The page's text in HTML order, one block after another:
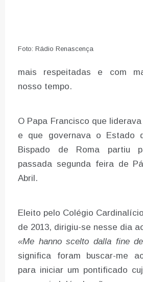
Foto: Rádio Renascença
mais respeitadas e com
nosso tempo.
O Papa Francisco que
e que governava o Estado
Bispado de Roma partiu
passada segunda feira de
Abril.
Eleito pelo Colégio
de 2013, dirigiu-se nesse dia
«Me hanno scelto dalla fine
significa foram buscar-me
para iniciar um pontificado